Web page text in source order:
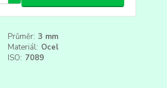
Průměr: 3 mm
Materiál: Ocel
ISO: 7089